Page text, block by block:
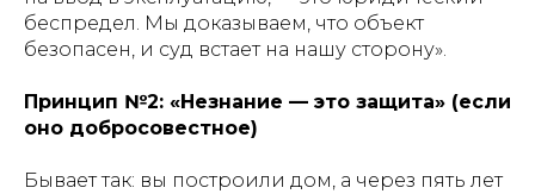
беспредел. Мы доказываем, что объект
безопасен, и суд встает на нашу сторону».
Принцип №2: «Незнание — это защита» (если
оно добросовестное)
Бывает так: вы построили дом, а через пять лет